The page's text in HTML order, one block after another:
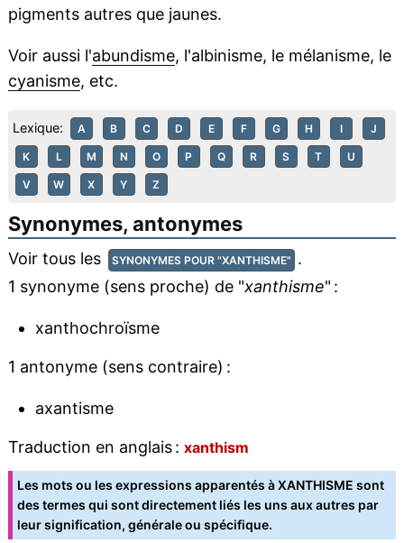
pigments autres que jaunes.
Voir aussi l'abundisme, l'albinisme, le mélanisme, le
cyanisme, etc.
Lexique: A B C D E F G H I J
K L M N O P Q R S T U
V W X Y Z
Synonymes, antonymes
Voir tous les SYNONYMES POUR "XANTHISME" .
1 synonyme (sens proche) de "xanthisme" :
xanthochroïsme
1 antonyme (sens contraire) :
axantisme
Traduction en anglais : xanthism
Les mots ou les expressions apparentés à XANTHISME sont
des termes qui sont directement liés les uns aux autres par
leur signification, générale ou spécifique.